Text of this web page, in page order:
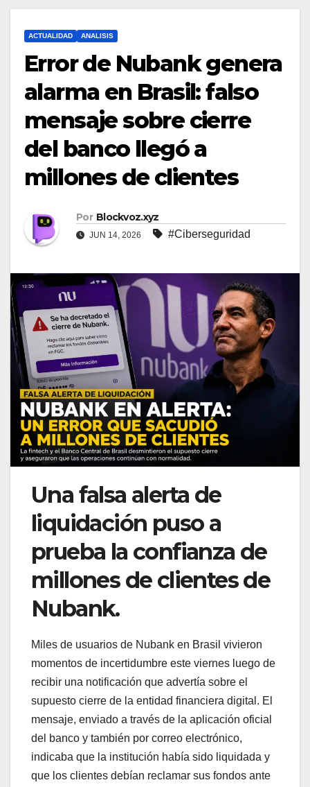
ACTUALIDAD ANALISIS
Error de Nubank genera
alarma en Brasil: falso
mensaje sobre cierre
del banco llegó a
millones de clientes
Por Blockvoz.xyz
JUN 14, 2026 #Ciberseguridad
Una falsa alerta de
liquidación puso a
prueba la confianza de
millones de clientes de
Nubank.
Miles de usuarios de Nubank en Brasil vivieron
momentos de incertidumbre este viernes luego de
recibir una notificación que advertía sobre el
supuesto cierre de la entidad financiera digital. El
mensaje, enviado a través de la aplicación oficial
del banco y también por correo electrónico,
indicaba que la institución había sido liquidada y
que los clientes debían reclamar sus fondos ante